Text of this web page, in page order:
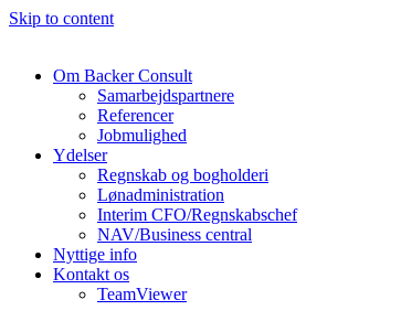
Skip to content
Om Backer Consult
Samarbejdspartnere
Referencer
Jobmulighed
Ydelser
Regnskab og bogholderi
Lønadministration
Interim CFO/Regnskabschef
NAV/Business central
Nyttige info
Kontakt os
TeamViewer